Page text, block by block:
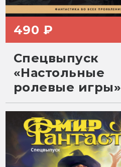
490 ₽
Спецвыпуск
«Настольные
ролевые игры»